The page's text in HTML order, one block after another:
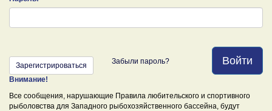
Войти
Зарегистрироваться Забыли пароль?
Внимание!
Все сообщения, нарушающие Правила любительского и спортивного
рыболовства для Западного рыбохозяйственного бассейна, будут